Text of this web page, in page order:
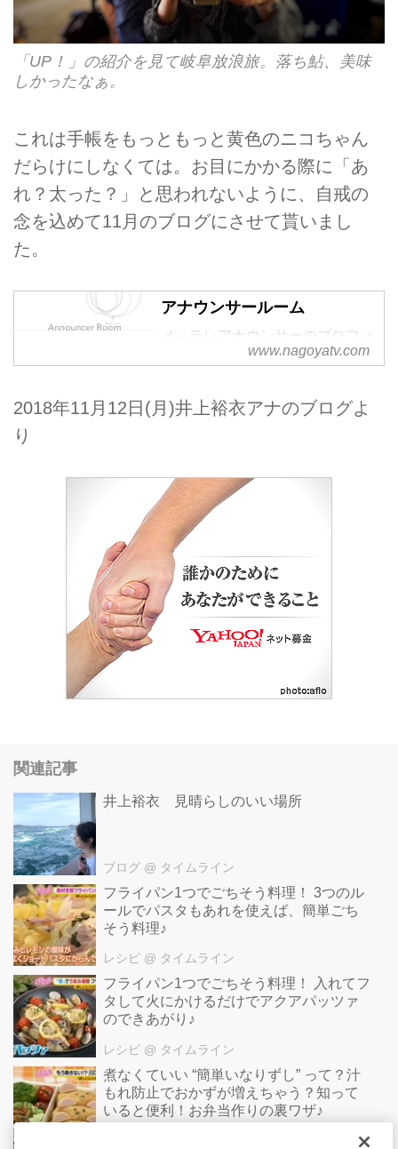
「UP！」の紹介を見て岐阜放浪旅。落ち鮎、美味
しかったなぁ。
これは手帳をもっともっと黄色のニコちゃん
だらけにしなくては。お目にかかる際に「あ
れ？太った？」と思われないように、自戒の
念を込めて11月のブログにさせて貰いまし
た。
アナウンサールーム
メ～テレアナウンサーのプロフィ
ールページです。www.nagoyatv.com
2018年11月12日(月)井上裕衣アナのブログよ
り
関連記事
井上裕衣 見晴らしのいい場所
ブログ @ タイムライン
フライパン1つでごちそう料理！ 3つのル
ールでパスタもあれを使えば、簡単ごち
そう料理♪
レシピ @ タイムライン
フライパン1つでごちそう料理！ 入れてフ
タして火にかけるだけでアクアパッツァ
のできあがり♪
レシピ @ タイムライン
煮なくていい “簡単いなりずし” って？汁
もれ防止でおかずが増えちゃう？知って
いると便利！お弁当作りの裏ワザ♪